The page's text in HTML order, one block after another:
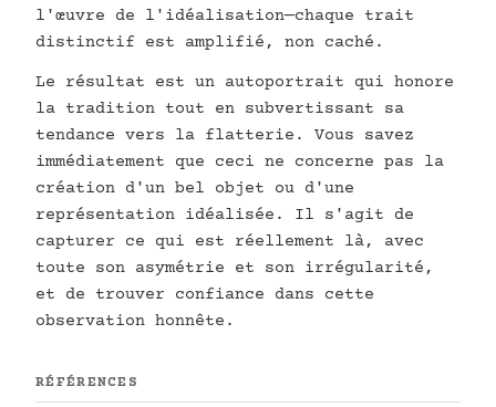
l'œuvre de l'idéalisation—chaque trait
distinctif est amplifié, non caché.
Le résultat est un autoportrait qui honore
la tradition tout en subvertissant sa
tendance vers la flatterie. Vous savez
immédiatement que ceci ne concerne pas la
création d'un bel objet ou d'une
représentation idéalisée. Il s'agit de
capturer ce qui est réellement là, avec
toute son asymétrie et son irrégularité,
et de trouver confiance dans cette
observation honnête.
RÉFÉRENCES